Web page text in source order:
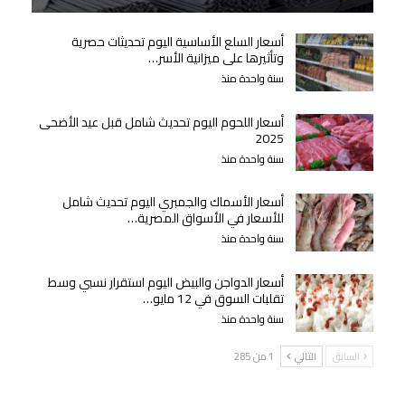
أسعار السلع الأساسية اليوم تحديثات حصرية
وتأثيرها على ميزانية الأسر…
سنة واحدة منذ
أسعار اللحوم اليوم تحديث شامل قبل عيد الأضحى
2025
سنة واحدة منذ
أسعار الأسماك والجمبري اليوم تحديث شامل
للأسعار في الأسواق المصرية…
سنة واحدة منذ
أسعار الدواجن والبيض اليوم استقرار نسبي وسط
تقلبات السوق في 12 مايو…
سنة واحدة منذ
السابق التالي 1 من 285